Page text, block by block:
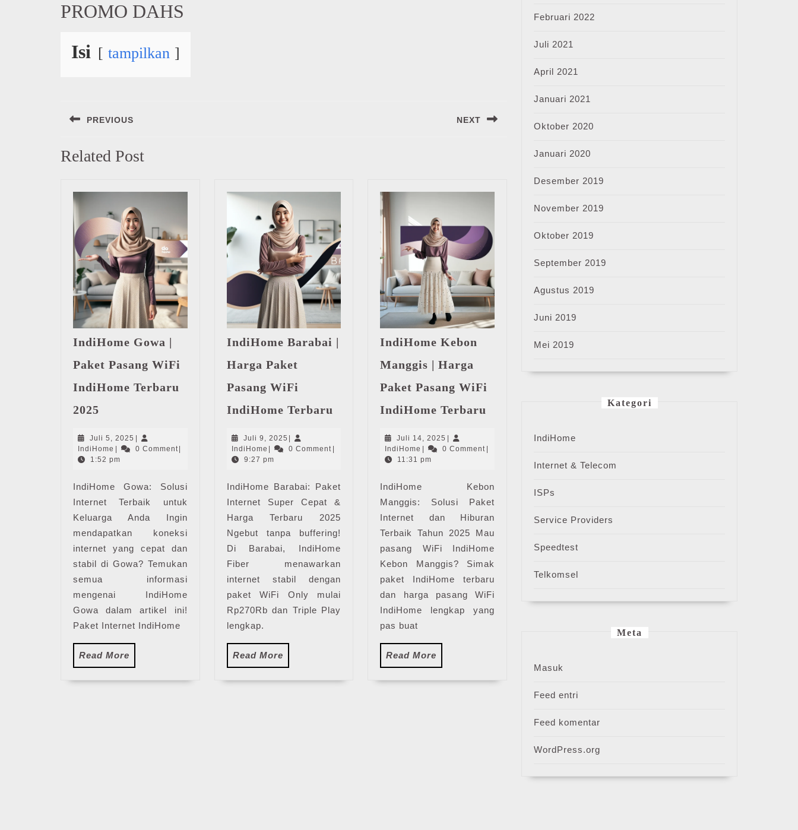
PROMO DAHS
Isi
tampilkan
pos
PREVIOUS
post:
NEXT
Related Post
IndiHome Gowa |
Paket Pasang WiFi
IndiHome Terbaru
2025
Paket
Pasang
IndiHome
Terbaru
2025
Juli 5, 2025 Juli
5,
|
IndiHome IndiHome
| 0 Comment |
1:52 pm
IndiHome Gowa: Solusi
Internet Terbaik untuk
Keluarga Anda Ingin
mendapatkan koneksi
internet yang cepat dan
stabil di Gowa? Temukan
semua informasi
mengenai IndiHome
Gowa dalam artikel ini!
Paket Internet IndiHome
Read More
More
IndiHome Barabai |
Harga Paket
Pasang WiFi
IndiHome Terbaru
Barabai
Harga
WiFi
IndiHome
Terbaru
Juli 9, 2025 Juli
9,
|
IndiHome IndiHome
| 0 Comment |
9:27 pm
IndiHome Barabai: Paket
Internet Super Cepat &
Harga Terbaru 2025
Ngebut tanpa buffering!
Di Barabai, IndiHome
Fiber menawarkan
internet stabil dengan
paket WiFi Only mulai
Rp270Rb dan Triple Play
lengkap.
Read MoreRead
More
IndiHome Kebon
Manggis | Harga
Paket Pasang WiFi
IndiHome Terbaru
|
Pasang
WiFi
IndiHome
Terbaru
Juli 14, 2025 Juli
14,
|
IndiHome IndiHome
| 0 Comment |
11:31 pm
IndiHome Kebon
Manggis: Solusi Paket
Internet dan Hiburan
Terbaik Tahun 2025 Mau
pasang WiFi IndiHome
Kebon Manggis? Simak
paket IndiHome terbaru
dan harga pasang WiFi
IndiHome lengkap yang
pas buat
Read More
More
Februari 2022
Juli 2021
April 2021
Januari 2021
Oktober 2020
Januari 2020
Desember 2019
November 2019
Oktober 2019
September 2019
Agustus 2019
Juni 2019
Mei 2019
Kategori
IndiHome
Internet & Telecom
ISPs
Service Providers
Speedtest
Telkomsel
Meta
Masuk
Feed entri
Feed komentar
WordPress.org